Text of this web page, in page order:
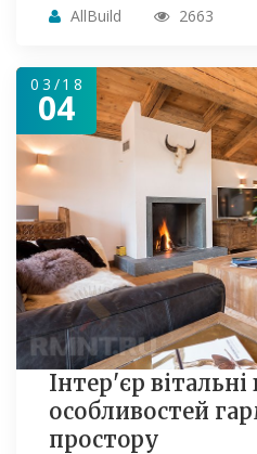
AllBuild 2663
03/18
04
Інтер'єр вітальні
особливостей
простору